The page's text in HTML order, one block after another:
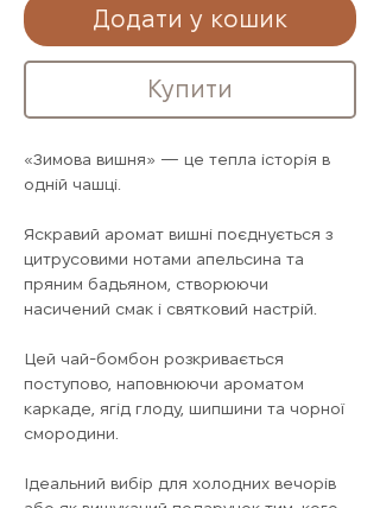
Додати у кошик
Купити
«Зимова вишня» — це тепла історія в
одній чашці.
Яскравий аромат вишні поєднується з
цитрусовими нотами апельсина та
пряним бадьяном, створюючи
насичений смак і святковий настрій.
Цей чай-бомбон розкривається
поступово, наповнюючи ароматом
каркаде, ягід глоду, шипшини та чорної
смородини.
Ідеальний вибір для холодних вечорів